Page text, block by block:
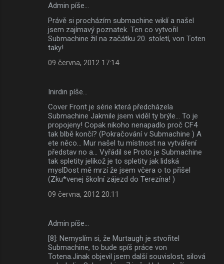
Admin píše…
Právě si procházím submachine wikíí a našel
jsem zajímavý poznatek. Ten co vytvořil
Submachine žil na začátku 20. století, von Toten
taky!
09 června, 2012 17:14
Inirdin píše…
Cover Front je série která předcházela
Submachine Jakmile jsem viděl ty brýle... To je
propojeny! Copak nikoho nenapadlo proč CF4
tak blbě končí? (Pokračování v Submachine ) A
ete něco... Mur našel tu místnost na vytváření
představ no a... Vyřádil se Proto je Submachine
tak spletity jelikož je to spletity jak lidská
myslDost mě mrzí že jsem včera o to přišel
(Zku*venej školní zájezd do Terezína! )
09 června, 2012 20:11
Admin píše…
[8]: Nemyslím si, že Murtaugh je stvořitel
Submachine, to bude spíš práce von
Totena.Jinak objevil jsem další souvislost, silová